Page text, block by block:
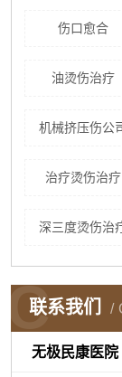
伤口愈合
油烫伤治疗
机械挤压伤公
治疗烫伤治疗
深三度烫伤治
联系我们
C
无极民康医院